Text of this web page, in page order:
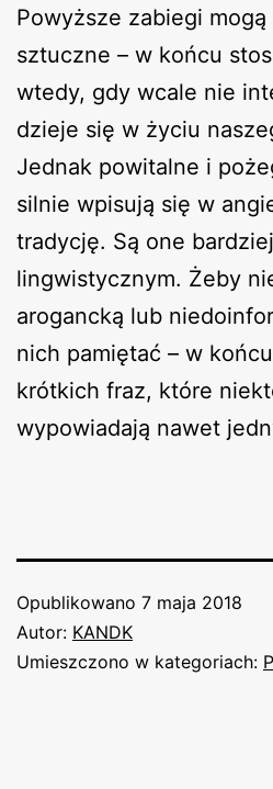
Powyższe zabiegi
sztuczne – w końcu
wtedy, gdy wcale nie
dzieje się w życiu
Jednak powitalne i
silnie wpisują się w
tradycję. Są one
lingwistycznym. Żeby
arogancką lub
nich pamiętać – w
krótkich fraz, które
wypowiadają nawet
Opublikowano 7 maja 2018
Autor: KANDK
Umieszczono w kategoriach: